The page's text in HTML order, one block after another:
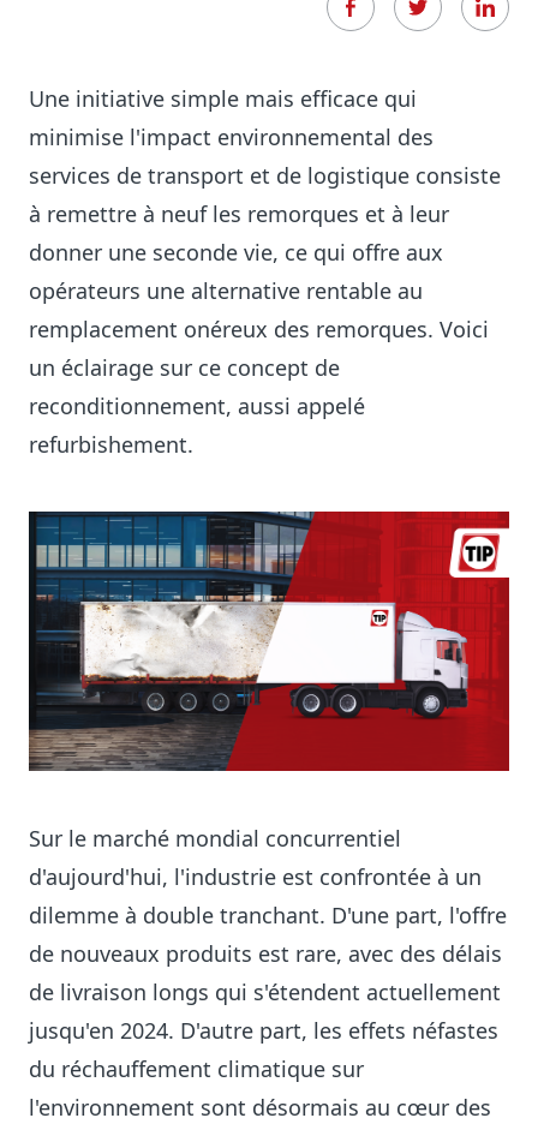
Une initiative simple mais efficace qui
minimise l'impact environnemental des
services de transport et de logistique consiste
à remettre à neuf les remorques et à leur
donner une seconde vie, ce qui offre aux
opérateurs une alternative rentable au
remplacement onéreux des remorques. Voici
un éclairage sur ce concept de
reconditionnement, aussi appelé
refurbishement.
Sur le marché mondial concurrentiel
d'aujourd'hui, l'industrie est confrontée à un
dilemme à double tranchant. D'une part, l'offre
de nouveaux produits est rare, avec des délais
de livraison longs qui s'étendent actuellement
jusqu'en 2024. D'autre part, les effets néfastes
du réchauffement climatique sur
l'environnement sont désormais au cœur des